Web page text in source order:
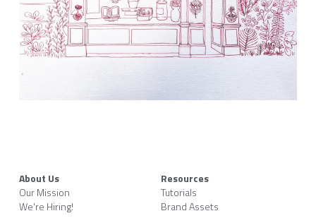
About Us
Our Mission
We're Hiring!
Resources
Tutorials
Brand Assets